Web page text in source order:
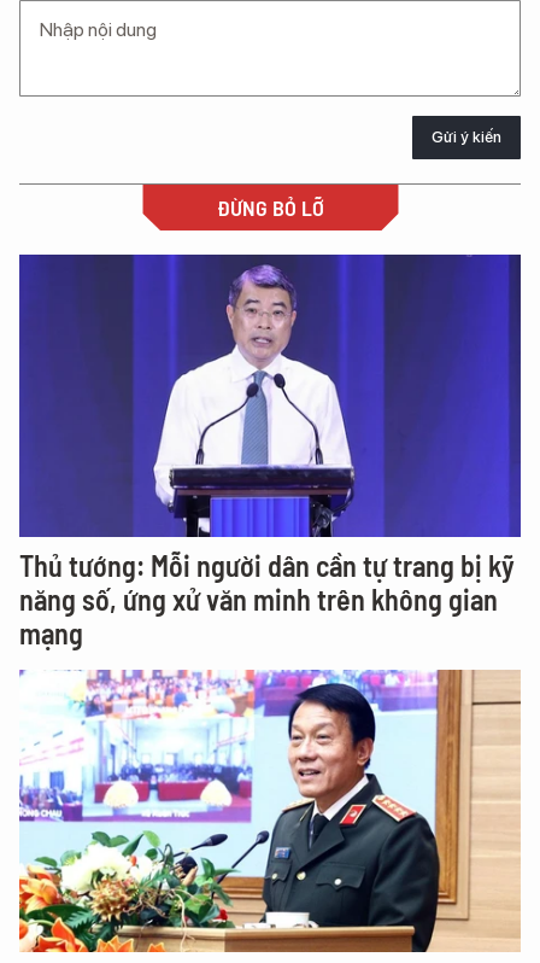
Gửi ý kiến
ĐỪNG BỎ LỠ
Thủ tướng: Mỗi người dân cần tự trang bị kỹ
năng số, ứng xử văn minh trên không gian
mạng